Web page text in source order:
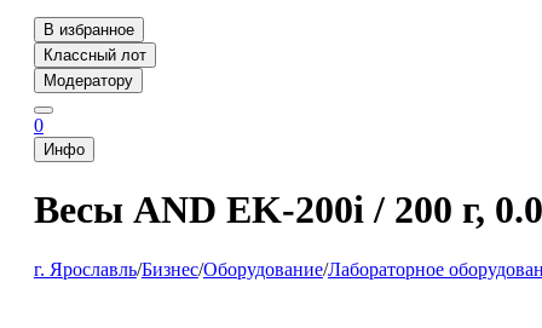
В избранное
Классный лот
Модератору
0
Инфо
Весы AND EK-200i / 200 г,
г. Ярославль/Бизнес/Оборудование/Лабораторное